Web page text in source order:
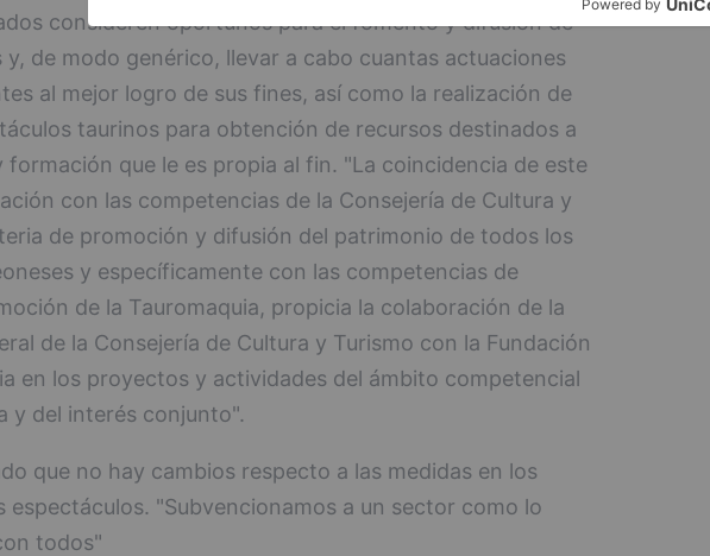
consideren oportunos para el fomento y difusión de
y, de modo genérico, llevar a cabo cuantas actuaciones
al mejor logro de sus fines, así como la realización de
taurinos para obtención de recursos destinados a
formación que le es propia al fin. "La coincidencia de este
con las competencias de la Consejería de Cultura y
de promoción y difusión del patrimonio de todos los
y específicamente con las competencias de
de la Tauromaquia, propicia la colaboración de la
de la Consejería de Cultura y Turismo con la Fundación
en los proyectos y actividades del ámbito competencial
y del interés conjunto".
que no hay cambios respecto a las medidas en los
espectáculos. "Subvencionamos a un sector como lo
todos"